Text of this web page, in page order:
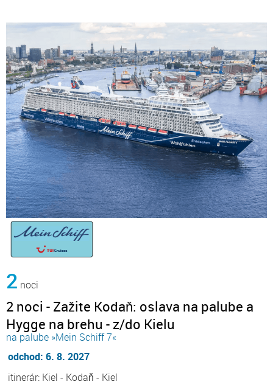
2 noci
2 noci - Zažite Kodaň: oslava na palube a
Hygge na brehu - z/do Kielu
na palube »Mein Schiff 7«
odchod: 6. 8. 2027
itinerár: Kiel - Kodaň - Kiel